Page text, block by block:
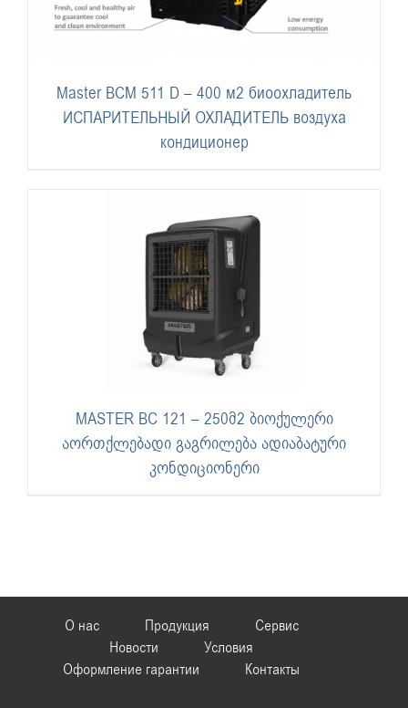
Master BCM 511 D – 400 м2 биоохладитель
ИСПАРИТЕЛЬНЫЙ ОХЛАДИТЕЛЬ воздуха
кондиционер
MASTER BC 121 – 250მ2 ბიოქულერი
აორთქლებადი გაგრილება ადიაბატური
კონდიციონერი
О нас Продукция
Сервис
Новости
Условия
Оформление гарантии
Контакты